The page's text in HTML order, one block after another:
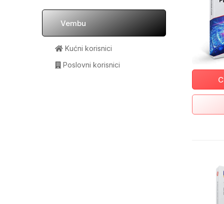
Vembu
Kućni korisnici
Poslovni korisnici